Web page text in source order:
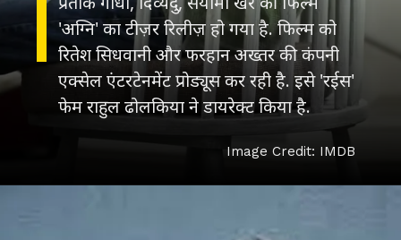
'अग्नि' का टीज़र रिलीज़ हो गया है. फिल्म को
रितेश सिधवानी और फरहान अख्तर की कंपनी
एक्सेल एंटरटेनमेंट प्रोड्यूस कर रही है. इसे 'रईस'
फेम राहुल ढोलकिया ने डायरेक्ट किया है.
Image Credit: IMDB